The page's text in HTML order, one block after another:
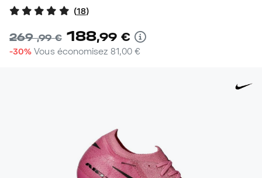
(18)
269,99 € 188,99 €
-30% Vous économisez 81,00 €